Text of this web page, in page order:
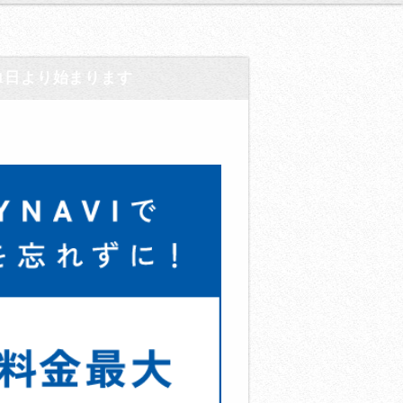
より始まります